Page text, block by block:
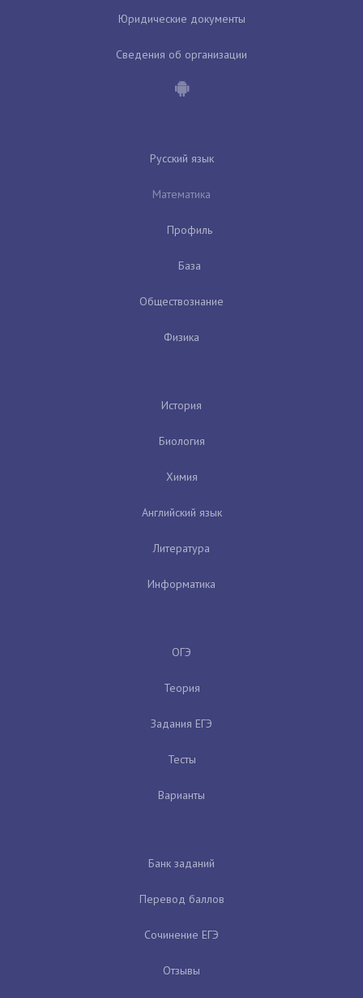
Юридические документы
Сведения об организации
Русский язык
Математика
Профиль
База
Обществознание
Физика
История
Биология
Химия
Английский язык
Литература
Информатика
ОГЭ
Теория
Задания ЕГЭ
Тесты
Варианты
Банк заданий
Перевод баллов
Сочинение ЕГЭ
Отзывы